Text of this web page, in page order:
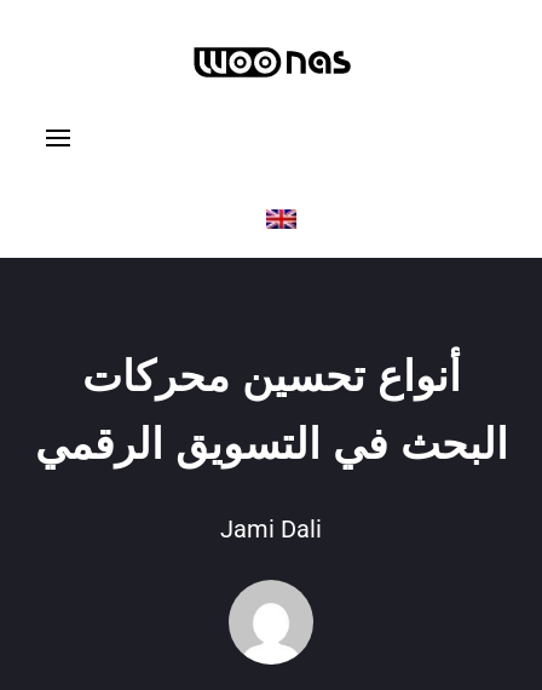
أنواع تحسين محركات
البحث في التسويق الرقمي
Jami Dali